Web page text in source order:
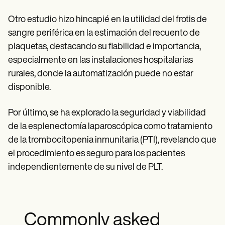
Otro estudio hizo hincapié en la utilidad del frotis de
sangre periférica en la estimación del recuento de
plaquetas, destacando su fiabilidad e importancia,
especialmente en las instalaciones hospitalarias
rurales, donde la automatización puede no estar
disponible.
Por último, se ha explorado la seguridad y viabilidad
de la esplenectomía laparoscópica como tratamiento
de la trombocitopenia inmunitaria (PTI), revelando que
el procedimiento es seguro para los pacientes
independientemente de su nivel de PLT.
Commonly asked